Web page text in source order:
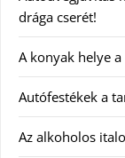
drága cserét!
A konyak helye
Autófestékek a
Az alkoholos